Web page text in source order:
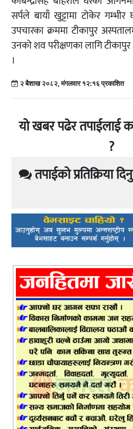
सर्पले बायाँ खुट्टामा टोकेर
उपचारका क्रममा टीकापुर
उनको शव परीक्षणका लागि
।
२ बैशाख २०८२, मंगलवार १२:१६ प्रकाशित
यो खबर पढेर तपाईलाई
?
तपाईको प्रतिक्रिया